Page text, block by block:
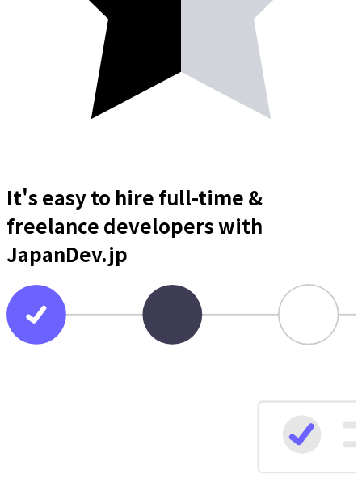
It's easy to hire full-time &
freelance developerswith
JapanDev.jp